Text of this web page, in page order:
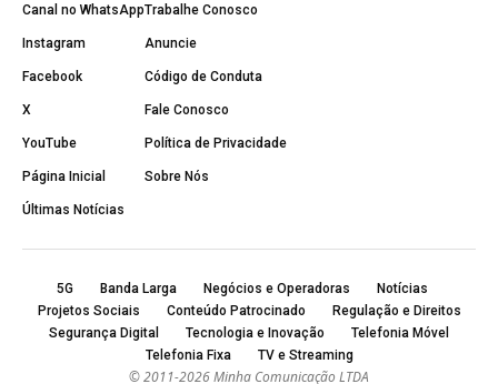
Canal no WhatsApp
Instagram
Facebook
X
YouTube
Página Inicial
Últimas Notícias
Trabalhe Conosco
Anuncie
Código de Conduta
Fale Conosco
Política de Privacidade
Sobre Nós
5G Banda Larga Negócios e Operadoras
Notícias
Projetos Sociais
Conteúdo Patrocinado
Regulação e Direitos
Segurança Digital
Tecnologia e Inovação
Telefonia Móvel
Telefonia Fixa
TV e Streaming
© 2011-2026 Minha Comunicação LTDA